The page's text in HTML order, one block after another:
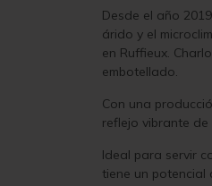
Desde el año
árido y el
en Ruffieux.
embotellado.
Con una
reflejo vibrante
Ideal para servir
tiene un